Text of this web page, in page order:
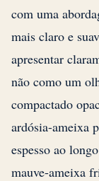
com uma
mais claro e
apresentar
não como um
compactado
ardósia-ameixa
espesso ao
mauve-ameixa